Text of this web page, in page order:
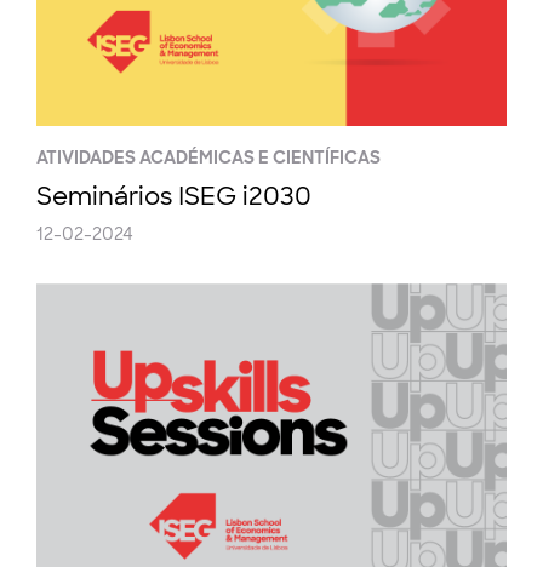
ATIVIDADES ACADÉMICAS E CIENTÍFICAS
Seminários ISEG i2030
12-02-2024